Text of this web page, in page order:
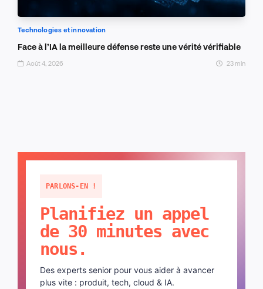
Technologies et innovation
Face à l’IA la meilleure défense reste une vérité vérifiable
Août 4, 2026 23 min
PARLONS-EN !
Planifiez un appel
de 30 minutes avec
nous.
Des experts senior pour vous aider à avancer
plus vite : produit, tech, cloud & IA.